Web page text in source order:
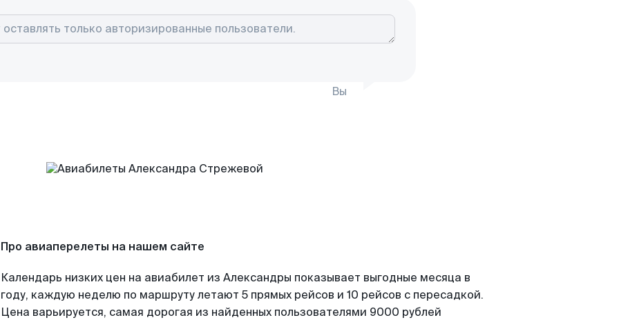
Вы
Про авиаперелеты на нашем сайте
Календарь низких цен на авиабилет из Александры показывает выгодные месяца в
году, каждую неделю по маршруту летают 5 прямых рейсов и 10 рейсов с пересадкой.
Цена варьируется, самая дорогая из найденных пользователями 9000 рублей